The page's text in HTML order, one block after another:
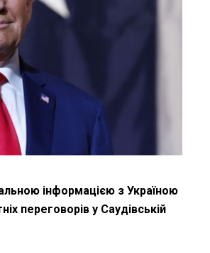
інформацією з Україною
переговорів у Саудівській